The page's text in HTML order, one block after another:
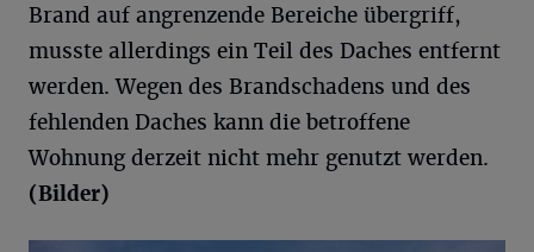
Brand auf angrenzende Bereiche übergriff,
musste allerdings ein Teil des Daches entfernt
werden. Wegen des Brandschadens und des
fehlenden Daches kann die betroffene
Wohnung derzeit nicht mehr genutzt werden.
(Bilder)